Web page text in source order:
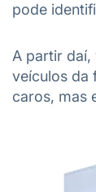
pode
A partir
veículos da
caros, mas